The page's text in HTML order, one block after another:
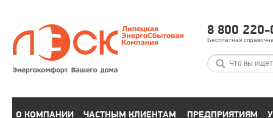
8 800
Бесплатная
О КОМПАНИИ ЧАСТНЫМ КЛИЕНТАМ ПРЕДПРИЯТИЯМ